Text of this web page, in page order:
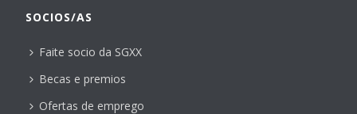
SOCIOS/AS
Faite socio da SGXX
Becas e premios
Ofertas de emprego